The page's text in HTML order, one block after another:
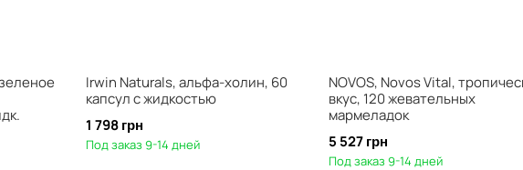
Irwin Naturals, альфа-холин, 60
капсул с жидкостью
1 798 грн
Под заказ 9-14 дней
NOVOS, Novos Vital,
вкус, 120 жевательных
мармеладок
5 527 грн
Под заказ 9-14 дней